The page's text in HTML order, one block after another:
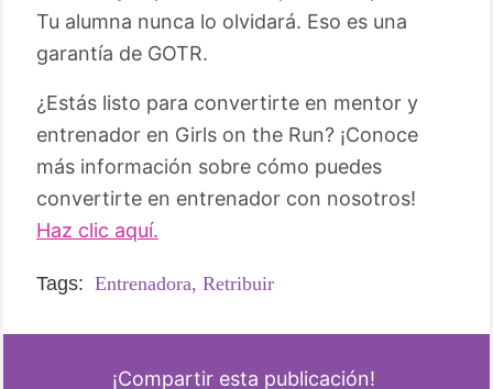
Tu alumna nunca lo olvidará. Eso es una
garantía de GOTR.
¿Estás listo para convertirte en mentor y
entrenador en Girls on the Run? ¡Conoce
más información sobre cómo puedes
convertirte en entrenador con nosotros!
Haz clic aquí.
Tags: Entrenadora, Retribuir
¡Compartir esta publicación!